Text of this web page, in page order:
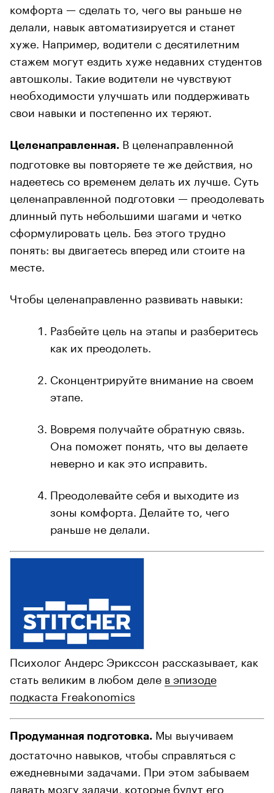
комфорта — сделать то, чего вы раньше не
делали, навык автоматизируется и станет
хуже. Например, водители с десятилетним
стажем могут ездить хуже недавних студентов
автошколы. Такие водители не чувствуют
необходимости улучшать или поддерживать
свои навыки и постепенно их теряют.
Целенаправленная. В целенаправленной
подготовке вы повторяете те же действия, но
надеетесь со временем делать их лучше. Суть
целенаправленной подготовки — преодолевать
длинный путь небольшими шагами и четко
сформулировать цель. Без этого трудно
понять: вы двигаетесь вперед или стоите на
месте.
Чтобы целенаправленно развивать навыки:
Разбейте цель на этапы и разберитесь
как их преодолеть.
Сконцентрируйте внимание на своем
этапе.
Вовремя получайте обратную связь.
Она поможет понять, что вы делаете
неверно и как это исправить.
Преодолевайте себя и выходите из
зоны комфорта. Делайте то, чего
раньше не делали.
Психолог Андерс Эрикссон рассказывает, как
стать великим в любом деле в эпизоде
подкаста Freakonomics
Продуманная подготовка. Мы выучиваем
достаточно навыков, чтобы справляться с
ежедневными задачами. При этом забываем
давать мозгу задачи, которые будут его